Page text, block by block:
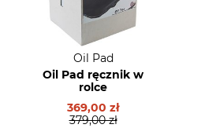
Oil Pad
Oil Pad ręcznik w
rolce
369,00 zł
379,00 zł